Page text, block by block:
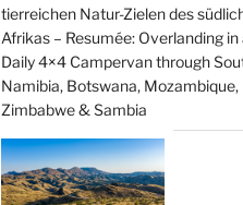
tierreichen Natur-Zielen des
Afrikas – Resumée: Overlanding
Daily 4×4 Campervan through
Namibia, Botswana, Mozambique,
Zimbabwe & Sambia